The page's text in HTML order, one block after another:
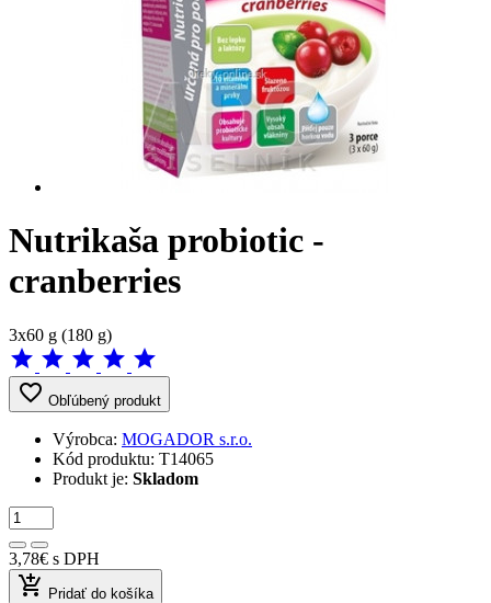
Nutrikaša probiotic -
cranberries
3x60 g (180 g)
star star star star star
favorite_border Obľúbený produkt
Výrobca: MOGADOR s.r.o.
Kód produktu: T14065
Produkt je: Skladom
3,78€ s DPH
add_shopping_cart Pridať do košíka